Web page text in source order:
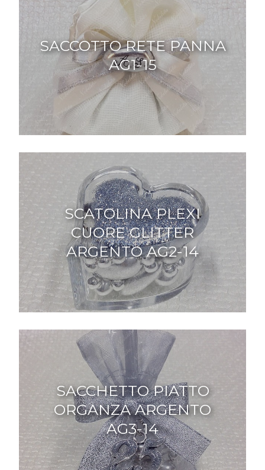
SACCOTTO RETE PANNA
AG1-15
SCATOLINA PLEXI
CUORE GLITTER
ARGENTO AG2-14
SACCHETTO PIATTO
ORGANZA ARGENTO
AG3-14